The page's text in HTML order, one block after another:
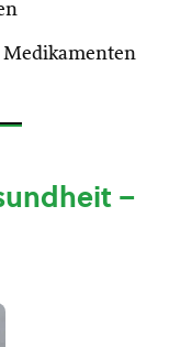
Medikamenten
–